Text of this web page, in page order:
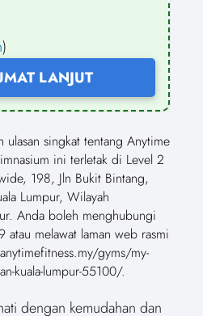
)
LANJUT
ulasan singkat tentang Anytime
ini terletak di Level 2
198, Jln Bukit Bintang,
Lumpur, Wilayah
Anda boleh menghubungi
melawat laman web rasmi
gyms/my-
kuala-lumpur-55100/.
dengan kemudahan dan